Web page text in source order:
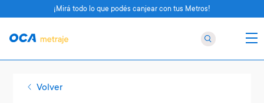
Volver
¡Mirá todo lo que podés canjear con tus Metros!